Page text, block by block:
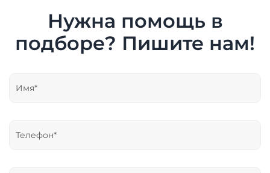
Нужна помощь в
подборе? Пишите нам!